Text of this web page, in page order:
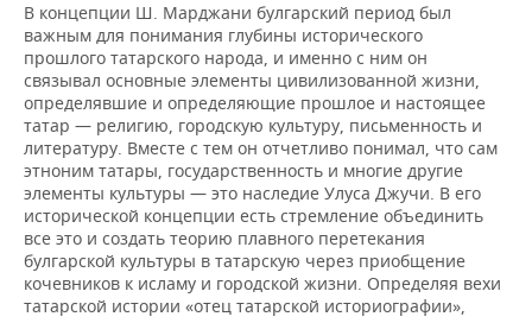
В концепции Ш. Марджани булгарский период был
важным для понимания глубины исторического
прошлого татарского народа, и именно с ним он
связывал основные элементы цивилизованной жизни,
определявшие и определяющие прошлое и настоящее
татар — религию, городскую культуру, письменность и
литературу. Вместе с тем он отчетливо понимал, что сам
этноним татары, государственность и многие другие
элементы культуры — это наследие Улуса Джучи. В его
исторической концепции есть стремление объединить
все это и создать теорию плавного перетекания
булгарской культуры в татарскую через приобщение
кочевников к исламу и городской жизни. Определяя вехи
татарской истории «отец татарской историографии»,